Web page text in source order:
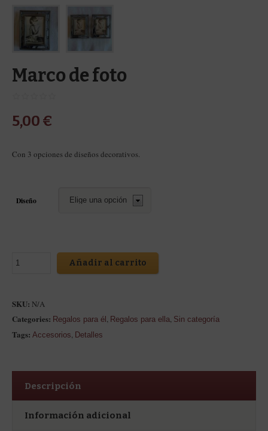
Marco de foto
5,00 €
Con 3 opciones de diseños decorativos.
Diseño
Añadir al carrito
SKU: N/A
Categories: Regalos para él , Regalos para ella, Sin categoría
Tags: Accesorios, Detalles
Descripción
Información adicional